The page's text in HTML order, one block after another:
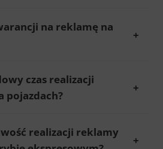
na reklamę na
czas realizacji
pojazdach?
realizacji reklamy